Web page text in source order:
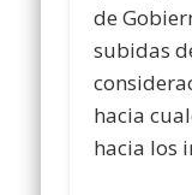
de
subidas
hacia
hacia los